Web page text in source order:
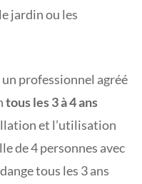
jardin ou les
professionnel agréé
tous les 3 à 4 ans
et l’utilisation
de 4 personnes avec
tous les 3 ans